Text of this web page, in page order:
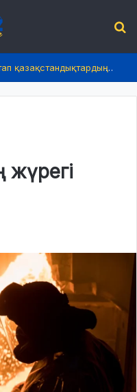
2026 жылдың 1 шілдесінен бастап қазақстандықтардың өмірінде не өзгереді?
жүрегі